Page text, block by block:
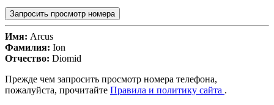
Запросить просмотр номера
Имя: Arcus
Фамилия: Ion
Отчество: Diomid
Прежде чем запросить просмотр номера телефона,
пожалуйста, прочитайте Правила и политику сайта .